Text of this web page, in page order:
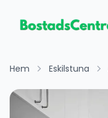
Hem Eskilstuna